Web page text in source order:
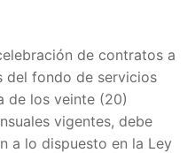
de contratos a
del fondo de servicios
de los veinte (20)
vigentes, debe
a lo dispuesto en la Ley